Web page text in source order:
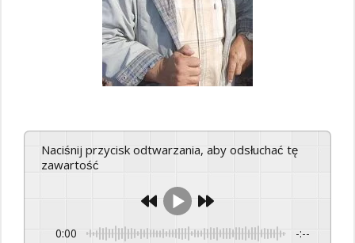
Naciśnij przycisk odtwarzania, aby odsłuchać tę
zawartość
0:00 -:--